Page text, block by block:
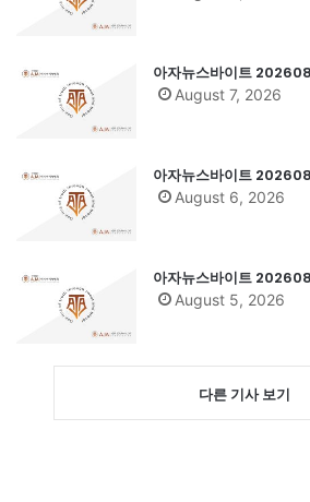
아자뉴스바이트
August 7, 2026
아자뉴스바이트
August 6, 2026
아자뉴스바이트
August 5, 2026
다른 기사 보기